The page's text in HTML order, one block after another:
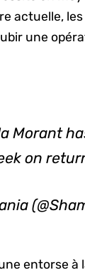
actuelle,
une
Morant
on
entorse